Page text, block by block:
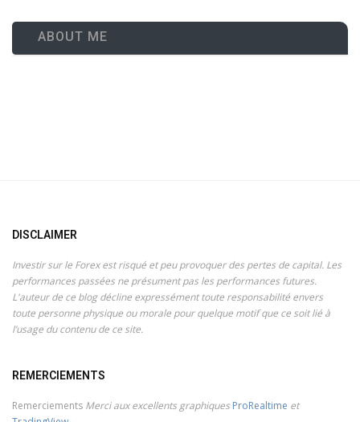
ABOUT ME
DISCLAIMER
Investir sur le Forex est risqué et peu provoquer des pertes de capital. Les
performances passées ne présument pas les performances futures.
L'auteur de ce blog décline expressément toute responsabilité envers
toute personne physique ou morale pour quelque motif que ce soit lié à
l’usage du contenu de ce site.
REMERCIEMENTS
Remerciements Merci aux excellents graphiques ProRealtime et